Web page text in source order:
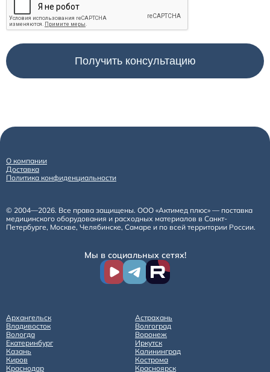
О компании
Доставка
Политика конфиденциальности
© 2004—2026. Все права защищены. ООО «Актимед плюс» — поставка
медицинского оборудования и расходных материалов в Санкт-
Петербурге, Москве, Челябинске, Самаре и по всей территории России.
Мы в социальных сетях!
Архангельск
Астрахань
Владивосток
Волгоград
Вологда
Воронеж
Екатеринбург
Иркутск
Казань
Калининград
Киров
Кострома
Краснодар
Красноярск